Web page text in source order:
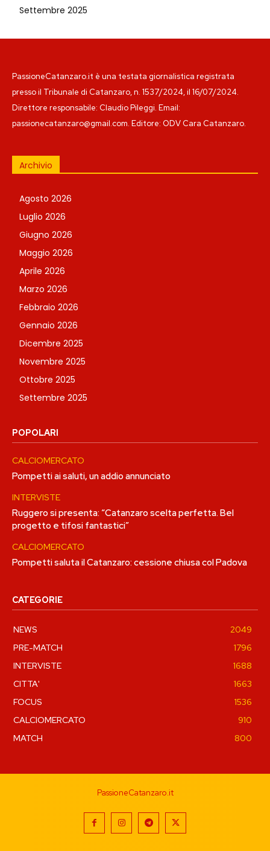
Settembre 2025
PassioneCatanzaro.it è una testata giornalistica registrata
presso il Tribunale di Catanzaro, n. 1537/2024, il 16/07/2024.
Direttore responsabile: Claudio Pileggi. Email:
passionecatanzaro@gmail.com. Editore: ODV Cara Catanzaro.
Archivio
Agosto 2026
Luglio 2026
Giugno 2026
Maggio 2026
Aprile 2026
Marzo 2026
Febbraio 2026
Gennaio 2026
Dicembre 2025
Novembre 2025
Ottobre 2025
Settembre 2025
POPOLARI
CALCIOMERCATO
Pompetti ai saluti, un addio annunciato
INTERVISTE
Ruggero si presenta: “Catanzaro scelta perfetta. Bel
progetto e tifosi fantastici”
CALCIOMERCATO
Pompetti saluta il Catanzaro: cessione chiusa col Padova
CATEGORIE
NEWS
2049
PRE-MATCH
1796
INTERVISTE
1688
CITTA'
1663
FOCUS
1536
CALCIOMERCATO
910
MATCH
800
PassioneCatanzaro.it